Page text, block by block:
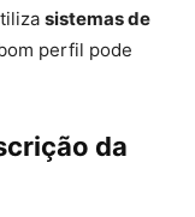
sistemas de
perfil pode
da